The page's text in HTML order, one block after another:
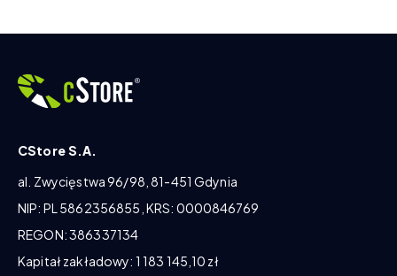
CStore S.A.
al. Zwycięstwa 96/98, 81-451 Gdynia
NIP: PL 5862356855, KRS: 0000846769
REGON: 386337134
Kapitał zakładowy: 1 183 145,10 zł